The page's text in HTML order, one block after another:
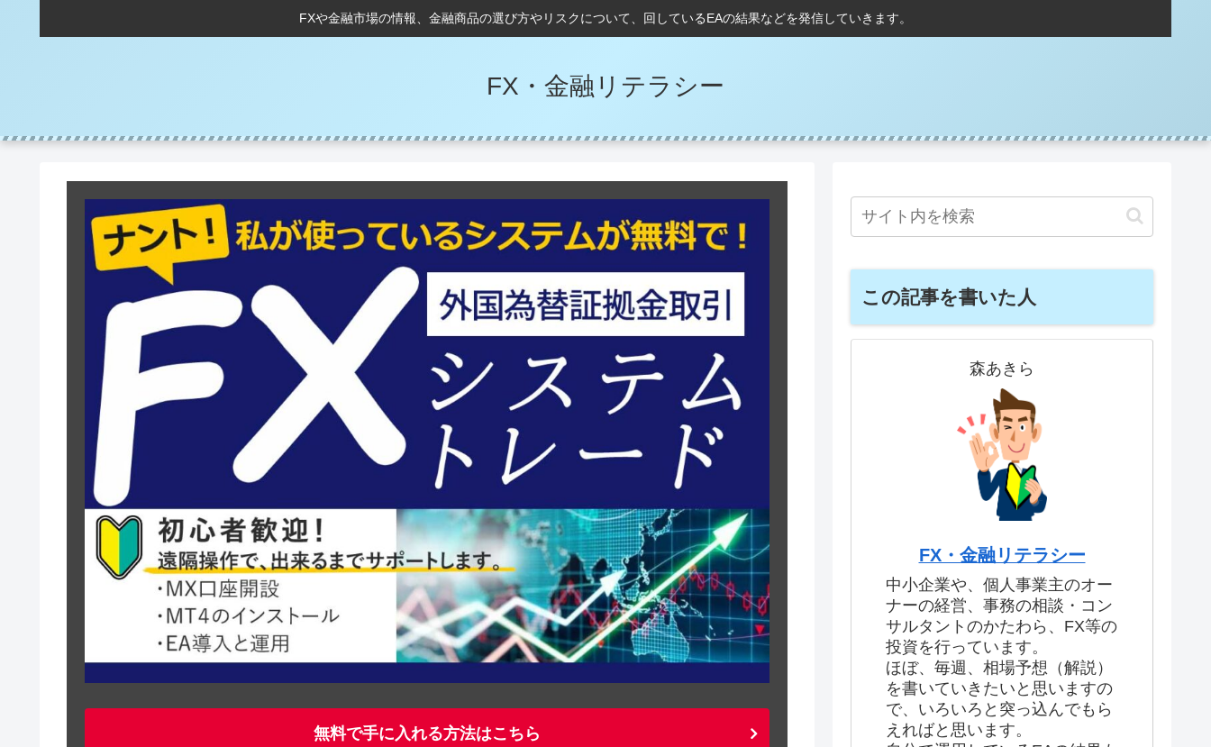
FXや金融市場の情報、金融商品の選び方やリスクについて、回しているEAの結果などを発信していきます。
FX・金融リテラシー
無料で手に入れる方法はこちら
この記事を書いた人
森あきら
FX・金融リテラシー
中小企業や、個人事業主のオー
ナーの経営、事務の相談・コン
サルタントのかたわら、FX等の
投資を行っています。
ほぼ、毎週、相場予想（解説）
を書いていきたいと思いますの
で、いろいろと突っ込んでもら
えればと思います。